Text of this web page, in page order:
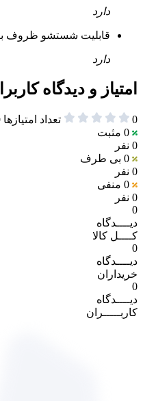
دارد
قابلیت شستشو ظروف
دارد
امتیاز و دیدگاه
0 تعداد امتیازها
0 مثبت
0 نفر
0 بی طرف
0 نفر
0 منفی
0 نفر
0
دیــــدگاه
کــــل کالا
0
دیــــدگاه
خریداران
0
دیــــدگاه
کاربـــــران